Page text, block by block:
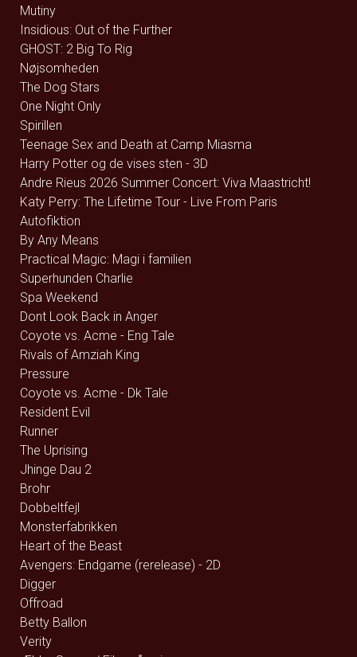
Mutiny
Insidious: Out of the Further
GHOST: 2 Big To Rig
Nøjsomheden
The Dog Stars
One Night Only
Spirillen
Teenage Sex and Death at Camp Miasma
Harry Potter og de vises sten - 3D
Andre Rieus 2026 Summer Concert: Viva Maastricht!
Katy Perry: The Lifetime Tour - Live From Paris
Autofiktion
By Any Means
Practical Magic: Magi i familien
Superhunden Charlie
Spa Weekend
Dont Look Back in Anger
Coyote vs. Acme - Eng Tale
Rivals of Amziah King
Pressure
Coyote vs. Acme - Dk Tale
Resident Evil
Runner
The Uprising
Jhinge Dau 2
Brohr
Dobbeltfejl
Monsterfabrikken
Heart of the Beast
Avengers: Endgame (rerelease) - 2D
Digger
Offroad
Betty Ballon
Verity